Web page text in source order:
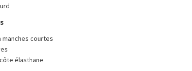
manches courtes
élasthane